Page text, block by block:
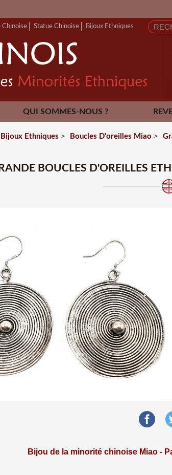
Chinoise Statue Chinoise Bijoux Ethniques
QUI SOMMES-NOUS ?
Bijoux Ethniques > Boucles D'oreilles Miao >
BOUCLES D'OREILLES
Bijou de la minorité chinoise Miao -